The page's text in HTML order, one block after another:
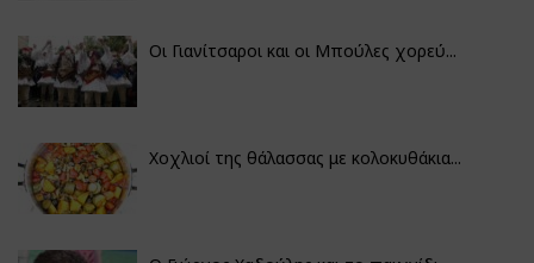
Οι Γιανίτσαροι και οι Μπούλες χορεύ...
Χοχλιοί της θάλασσας με κολοκυθάκια...